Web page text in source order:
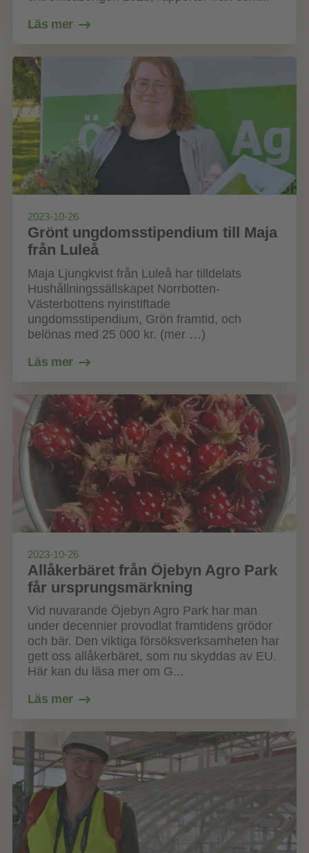
Läs mer
2023-10-26
Grönt ungdomsstipendium till Maja
från Luleå
Maja Ljungkvist från Luleå har tilldelats
Hushållningssällskapet Norrbotten-
Västerbottens nyinstiftade
ungdomsstipendium, Grön framtid, och
belönas med 25 000 kr. (mer …)
Läs mer
2023-10-26
Allåkerbäret från Öjebyn Agro Park
får ursprungsmärkning
Vid nuvarande Öjebyn Agro Park har man
under decennier provodlat framtidens grödor
och bär. Den viktiga försöksverksamheten har
gett oss allåkerbäret, som nu skyddas av EU.
Här kan du läsa mer om G...
Läs mer